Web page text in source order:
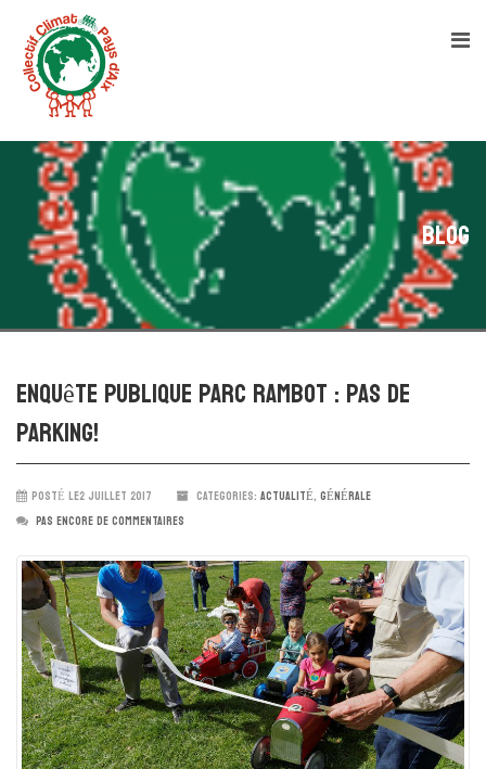
Blog
Enquête Publique Parc Rambot : Pas de
Parking!
POSTÉ LE2 JUILLET 2017 CATEGORIES: ACTUALITÉ, GÉNÉRALE
PAS ENCORE DE COMMENTAIRES